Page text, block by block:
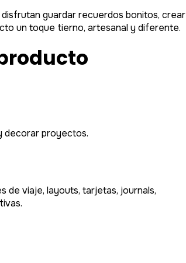
guardar recuerdos bonitos, crear
un toque tierno, artesanal y diferente.
decorar proyectos.
de viaje, layouts, tarjetas, journals,